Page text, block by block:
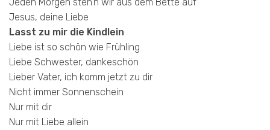
Jesus, deine Liebe
Lasst zu mir die Kindlein
Liebe ist so schön wie Frühling
Liebe Schwester, dankeschön
Lieber Vater, ich komm jetzt zu dir
Nicht immer Sonnenschein
Nur mit dir
Nur mit Liebe allein